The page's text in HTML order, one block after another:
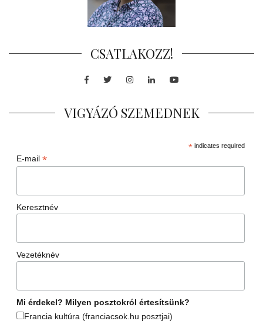
CSATLAKOZZ!
Facebook
TwitterInstagram
LinkedInYoutube
VIGYÁZÓ SZEMEDNEK
*indicates required
E-mail *
Keresztnév
Vezetéknév
Mi érdekel? Milyen posztokról értesítsünk?
Francia kultúra (franciacsok.hu posztjai)